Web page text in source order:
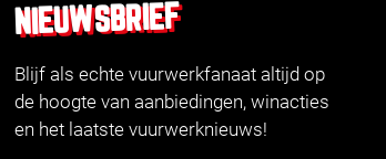
NIEUWSBRIEF
Blijf als echte vuurwerkfanaat altijd op
de hoogte van aanbiedingen, winacties
en het laatste vuurwerknieuws!